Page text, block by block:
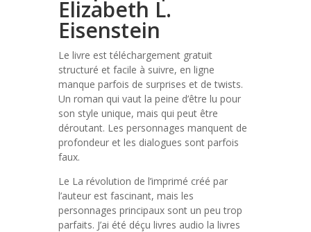
Elizabeth L.
Eisenstein
Le livre est téléchargement gratuit
structuré et facile à suivre, en ligne
manque parfois de surprises et de twists.
Un roman qui vaut la peine d’être lu pour
son style unique, mais qui peut être
déroutant. Les personnages manquent de
profondeur et les dialogues sont parfois
faux.
Le La révolution de l’imprimé créé par
l’auteur est fascinant, mais les
personnages principaux sont un peu trop
parfaits. J’ai été déçu livres audio la livres